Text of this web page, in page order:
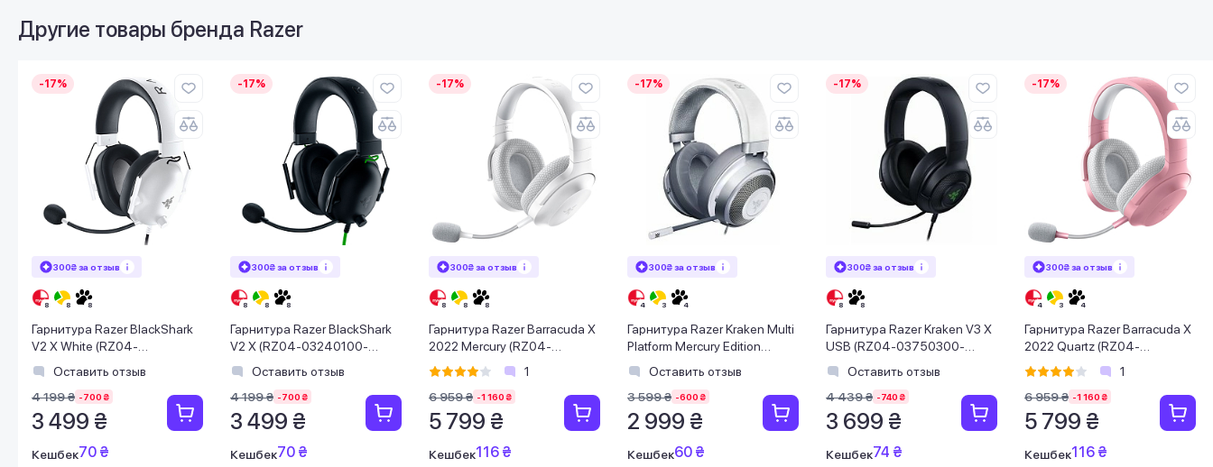
Другие товары бренда Razer
-17%
300₴ за отзыв
Гарнитура Razer BlackShark
V2 X White (RZ04-
03240700-R3M1)
Оставить отзыв
4 199 ₴ -700 ₴
3 499 ₴
Кешбек70 ₴
-17%
300₴ за отзыв
Гарнитура Razer BlackShark
V2 X (RZ04-03240100-
R3M1)
Оставить отзыв
4 199 ₴ -700 ₴
3 499 ₴
Кешбек70 ₴
-17%
300₴ за отзыв
Гарнитура Razer Barracuda X
2022 Mercury (RZ04-
04430200-R3M1)
1
6 959 ₴ -1 160 ₴
5 799 ₴
Кешбек116 ₴
-17%
300₴ за отзыв
Гарнитура Razer Kraken Multi
Platform Mercury Edition
(RZ04-02830400-R3M1)
Оставить отзыв
3 599 ₴ -600 ₴
2 999 ₴
Кешбек60 ₴
-17%
300₴ за отзыв
Гарнитура Razer Kraken V3 X
USB (RZ04-03750300-
R3M1)
Оставить отзыв
4 439 ₴ -740 ₴
3 699 ₴
Кешбек74 ₴
-17%
300₴ за отзыв
Гарнитура Razer Barracuda X
2022 Quartz (RZ04-
04430300-R3M1)
1
6 959 ₴ -1 160 ₴
5 799 ₴
Кешбек116 ₴